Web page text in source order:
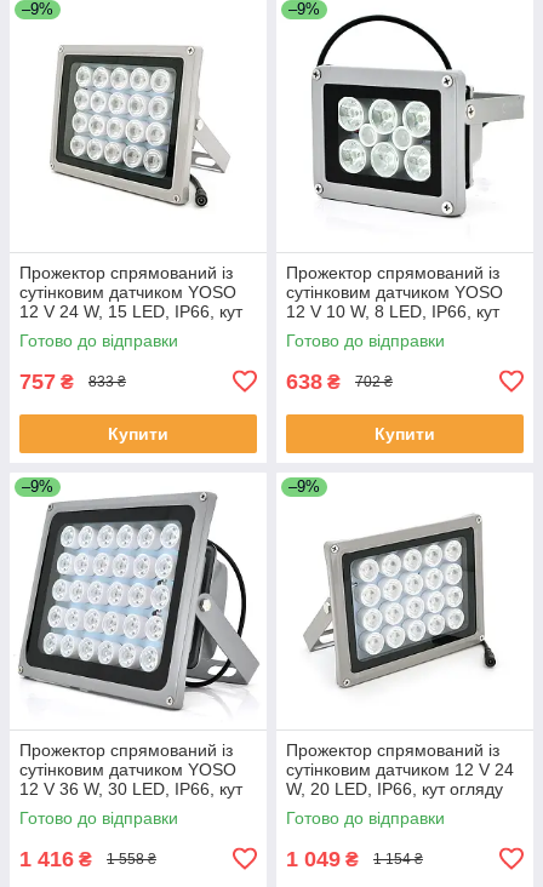
–9%
Прожектор спрямований із
сутінковим датчиком YOSO
12 V 24 W, 15 LED, IP66, кут
огляду 60°, дальність до 40
м, 177*138*65 мм, BOX
Готово до відправки
757 ₴ 833 ₴
Купити
–9%
Прожектор спрямований із
сутінковим датчиком YOSO
12 V 10 W, 8 LED, IP66, кут
огляду 60°, дальність до 30
м, 113*86*63 мм, BOX
Готово до відправки
638 ₴ 702 ₴
Купити
–9%
Прожектор спрямований із
сутінковим датчиком YOSO
12 V 36 W, 30 LED, IP66, кут
огляду 60°, дальність до 100
м, 220*180*85 мм, BOX
Готово до відправки
1 416 ₴ 1 558 ₴
–9%
Прожектор спрямований із
сутінковим датчиком 12 V 24
W, 20 LED, IP66, кут огляду
60°, 177*138*71 мм, BOX
ЕКОБОКС
Готово до відправки
1 049 ₴ 1 154 ₴